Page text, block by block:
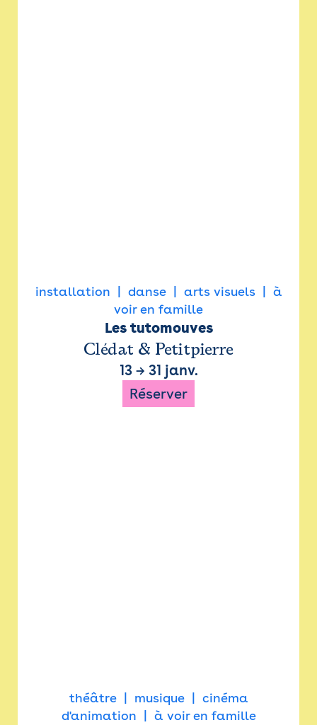
installation danse arts visuels
à
voir en famille
Les tutomouves
Clédat & Petitpierre
13→ 31 janv.
Réserver
théâtre musique
cinéma
d'animation
à voir en famille